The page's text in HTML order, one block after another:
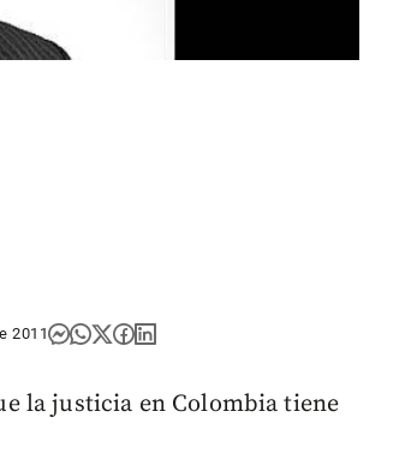
2011
la justicia en Colombia tiene